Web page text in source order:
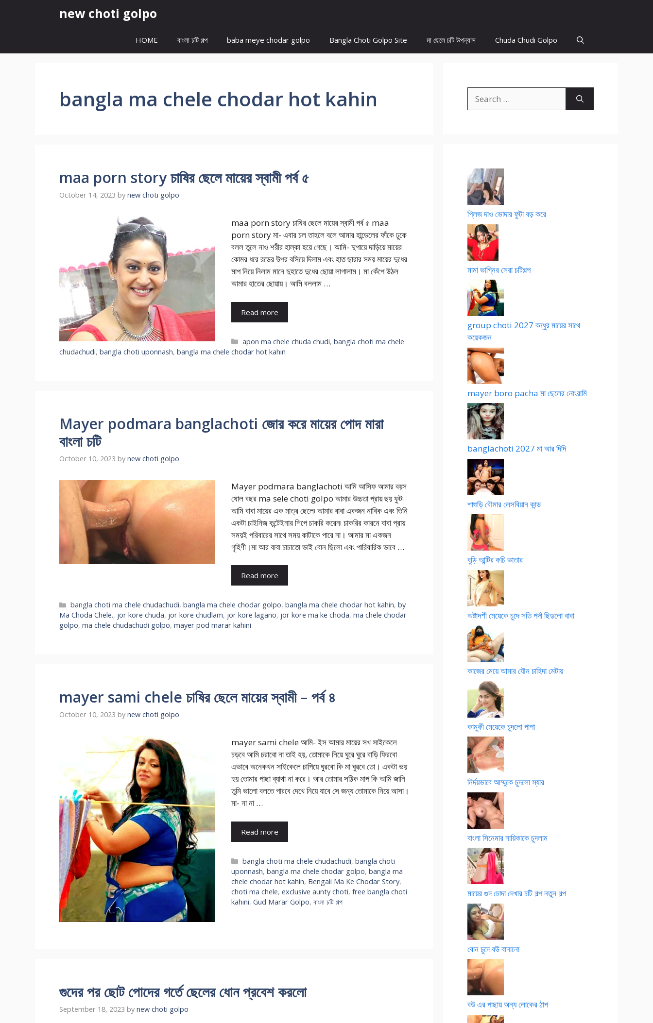
new choti golpo
HOME বাংলা চটি গল্প baba meye chodar golpo Bangla Choti Golpo Site মা ছেলে চটি উপন্যাস Chuda Chudi Golpo
bangla ma chele chodar hot kahin
maa porn story চাষির ছেলে মায়ের স্বামী পর্ব ৫
October 14, 2023 by new choti golpo
maa porn story চাষির ছেলে মায়ের স্বামী পর্ব ৫ maa
porn story মা- এবার চল তাহলে বলে আমার হান্ডেলের ফাঁকে ঢুকে
বলল তুলে নাও শরীর হাল্কা হয়ে গেছে। আমি- দুপায়ে দাড়িয়ে মায়ের
কোমর ধরে রডের উপর বসিয়ে দিলাম এবং হাত ছারার সময় মায়ের দুধের
মাপ নিয়ে নিলাম মানে দুহাতে দুধের ছোয়া লাগালাম। মা কেঁপে উঠল
আমার হাতের ছোয়ায়। আমি বললাম …
Read more
Categories
apon ma chele chuda chudi,bangla choti ma chele
chudachudi, bangla choti uponnash, bangla ma chele chodar hot kahin
Mayer podmara banglachoti জোর করে মায়ের পোদ মারা
বাংলা চটি
October 10, 2023 by new choti golpo
Mayer podmara banglachoti আমি আসিফ আমার বয়স
ষোল বছর ma sele choti golpo আমার উচ্চতা প্রায় ছয় ফুট৷
আমি বাবা মায়ের এক মাত্র ছেলে৷ আমার বাবা একজন নাবিক এবং তিনি
একটা চাইনিজ কন্টেইনার শিপে চাকরি করেন৷ চাকরির কারনে বাবা প্রায়
সময়ই পরিবারের সাথে সময় কাটাকে পারে না। আমার মা একজন
গৃহিণী।মা আর বাবা চাচাতো ভাই বোন ছিলো এবং পারিবারিক ভাবে …
Read more
Categories
bangla choti ma chele chudachudi,bangla ma chele chodar golpo,bangla ma chele chodar hot kahin,by
Ma Choda Chele., jor kore chuda, jor kore chudlam, jor kore lagano, jor kore ma ke choda, ma chele chodar
golpo, ma chele chudachudi golpo, mayer pod marar kahini
mayer sami chele চাষির ছেলে মায়ের স্বামী – পর্ব ৪
October 10, 2023 by new choti golpo
mayer sami chele আমি- ইস আমার মায়ের সখ সাইকেলে
চড়বে আমি চরাবো না তাই হয়, তোমাকে নিয়ে ঘুরে ঘুরে বাড়ি ফিরবো
এভাবে অনেকখন সাইকেলে চাপিয়ে ঘুরবো কি মা ঘুরবে তো। একটা ভয়
হয় তোমার পাছা ব্যাথা না করে। আর তোমার সঠিক মাপ কি আমি জানি
তুমি ভালো বলতে পারবে দেখে নিয়ে যাবে সে জন্য তোমাকে নিয়ে আসা।
মা- না না …
Read more
Categories
bangla choti ma chele chudachudi,bangla choti
uponnash, bangla ma chele chodar golpo, bangla ma
chele chodar hot kahin, Bengali Ma Ke Chodar Story,
choti ma chele, exclusive aunty choti, free bangla choti
kahini, Gud Marar Golpo, বাংলা চটি গল্প
গুদের পর ছোট পোদের গর্তে ছেলের ধোন প্রবেশ করলো
September 18, 2023 by new choti golpo
for:
প্লিজ দাও ভোদার ফুটা বড় করে
মামা ভাগ্নির সেরা চটিগল্প
group choti 2027 বন্ধুর মায়ের সাথে
কয়েকজন
mayer boro pacha মা ছেলের নোংরামি
banglachoti 2027 মা আর দিদি
শাশুড়ি বৌমার লেসবিয়ান কান্ড
বুড়ি আন্টির কচি ভাতার
অষ্টাদশী মেয়েকে চুদে সতি পর্দা ছিড়লো বাবা
কাজের মেয়ে আমার যৌন চাহিদা মেটায়
কামুকী মেয়েকে চুদলো পাপা
নির্দয়ভাবে আম্মুকে চুদলো স্যার
বাংলা সিনেমার নায়িকাকে চুদলাম
মায়ের গুদ চোদা দেখার চটি গল্প নতুন গল্প
বোন চুদে বউ বানানো
বউ এর পাছায় অন্য লোকের ঠাপ